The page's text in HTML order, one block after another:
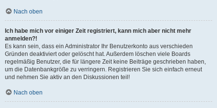
Nach oben
Ich habe mich vor einiger Zeit registriert, kann mich aber nicht mehr
anmelden?!
Es kann sein, dass ein Administrator Ihr Benutzerkonto aus verschieden
Gründen deaktiviert oder gelöscht hat. Außerdem löschen viele Boards
regelmäßig Benutzer, die für längere Zeit keine Beiträge geschrieben haben,
um die Datenbankgröße zu verringern. Registrieren Sie sich einfach erneut
und nehmen Sie aktiv an den Diskussionen teil!
Nach oben